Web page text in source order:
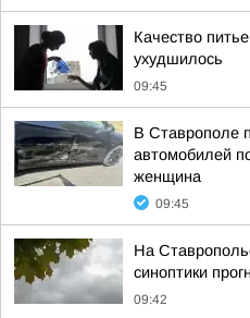
Качество
ухудшилось
09:45
В Ставрополе
автомобилей
женщина
09:45
На
синоптики
09:42